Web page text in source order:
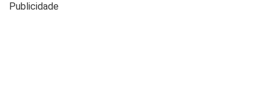
Publicidade